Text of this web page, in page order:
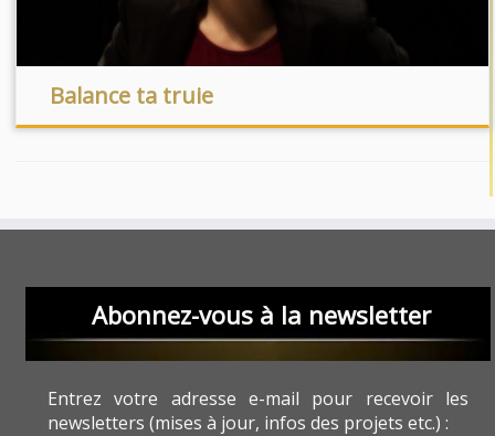
Balance ta truie
Abonnez-vous à la newsletter
Entrez votre adresse e-mail pour recevoir les
newsletters (mises à jour, infos des projets etc.) :